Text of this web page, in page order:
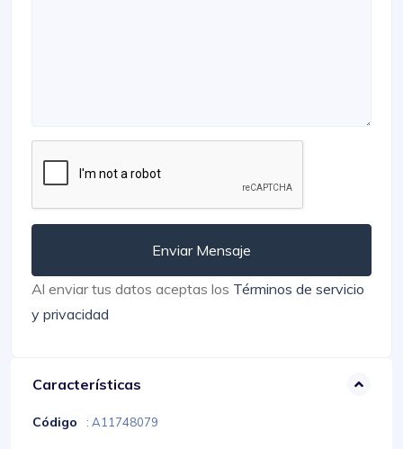
Enviar Mensaje
Al enviar tus datos aceptas los Términos de servicio
y privacidad
Características
Código : A11748079